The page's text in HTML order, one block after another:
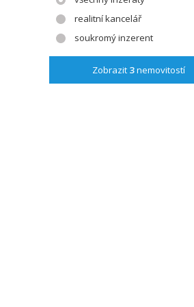
realitní kancelář
soukromý inzerent
Zobrazit 3nemovitostí